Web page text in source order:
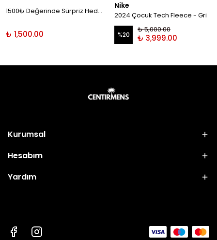
1500₺ Değerinde Sürpriz Hediye!
₺ 1,500.00
Nike
2024 Çocuk Tech Fleece - Gri
%20
₺ 5,000.00
₺ 3,999.00
Kurumsal
Hesabım
Yardım